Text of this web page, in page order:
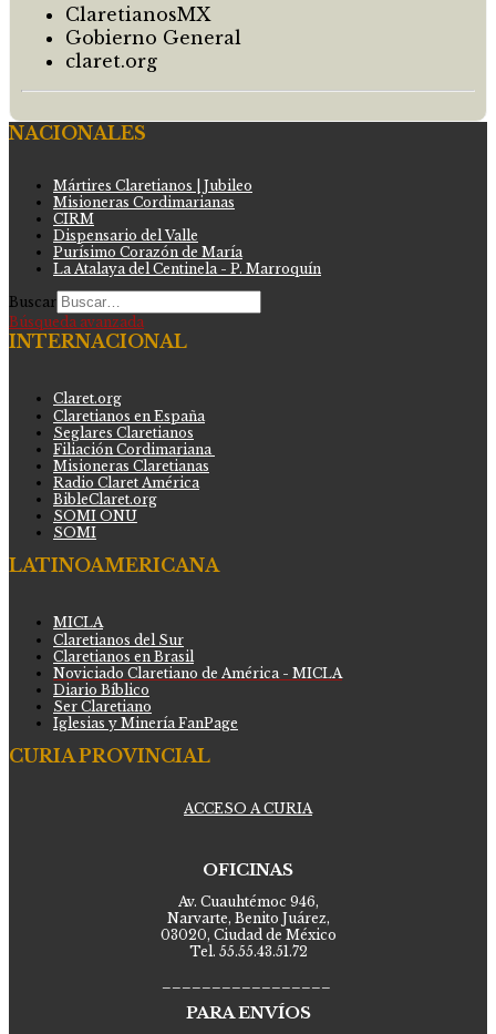
ClaretianosMX
Gobierno General
claret.org
NACIONALES
Mártires Claretianos | Jubileo
Misioneras Cordimarianas
CIRM
Dispensario del Valle
Purísimo Corazón de María
La Atalaya del Centinela - P. Marroquín
Buscar
Búsqueda avanzada
INTERNACIONAL
Claret.org
Claretianos en España
Seglares Claretianos
Filiación Cordimariana
Misioneras Claretianas
Radio Claret América
BibleClaret.org
SOMI ONU
SOMI
LATINOAMERICANA
MICLA
Claretianos del Sur
Claretianos en Brasil
Noviciado Claretiano de América - MICLA
Diario Bíblico
Ser Claretiano
Iglesias y Minería FanPage
CURIA PROVINCIAL
ACCESO A CURIA
OFICINAS
Av. Cuauhtémoc 946,
Narvarte, Benito Juárez,
03020, Ciudad de México
Tel. 55.55.43.51.72
PARA ENVÍOS